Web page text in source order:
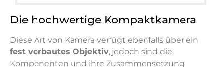
Die hochwertige Kompaktkamera
Diese Art von Kamera verfügt ebenfalls über ein
fest verbautes Objektiv, jedoch sind die
Komponenten und ihre Zusammensetzung